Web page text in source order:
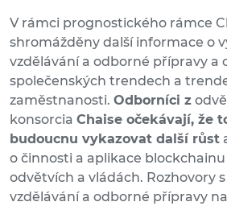
V rámci prognostického rámce
shromážděny další informace o
vzdělávání a odborné přípravy a
společenských trendech a
zaměstnanosti. Odborníci z
konsorcia Chaise očekávají, že
budoucnu vykazovat další růst
o činnosti a aplikace
odvětvích a vládách. Rozhovory
vzdělávání a odborné přípravy